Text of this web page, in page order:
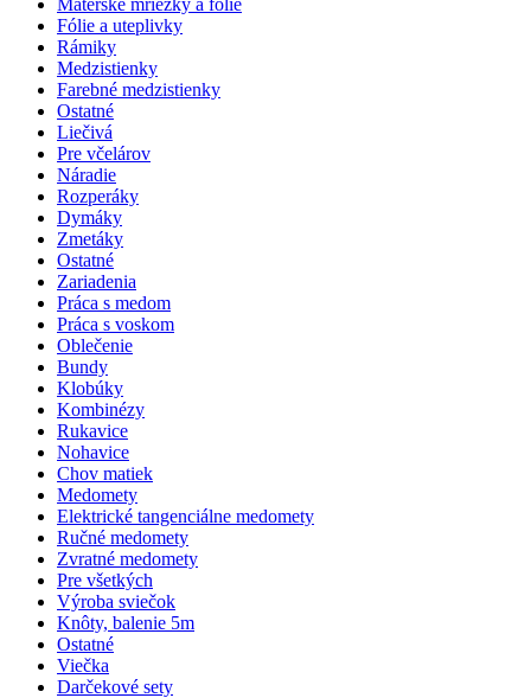
Materské mriežky a fólie
Fólie a uteplivky
Rámiky
Medzistienky
Farebné medzistienky
Ostatné
Liečivá
Pre včelárov
Náradie
Rozperáky
Dymáky
Zmetáky
Ostatné
Zariadenia
Práca s medom
Práca s voskom
Oblečenie
Bundy
Klobúky
Kombinézy
Rukavice
Nohavice
Chov matiek
Medomety
Elektrické tangenciálne medomety
Ručné medomety
Zvratné medomety
Pre všetkých
Výroba sviečok
Knôty, balenie 5m
Ostatné
Viečka
Darčekové sety